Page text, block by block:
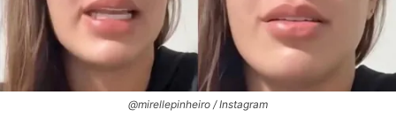
@mirellepinheiro / Instagram